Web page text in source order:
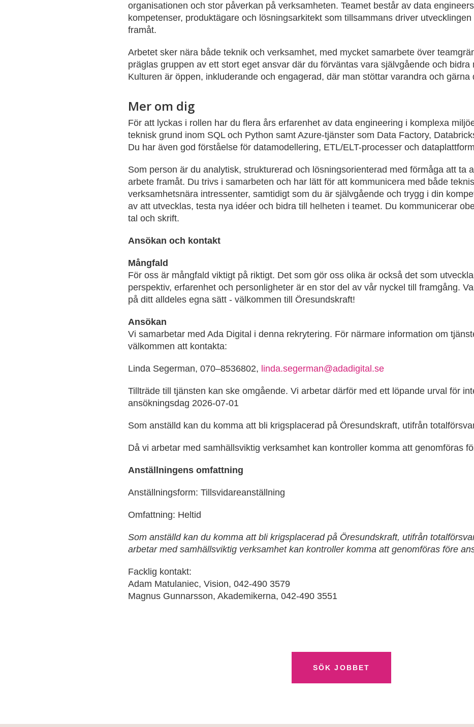
organisationen och stor påverkan på verksamheten. Teamet består av data
kompetenser, produktägare och lösningsarkitekt som tillsammans driver
framåt.
Arbetet sker nära både teknik och verksamhet, med mycket samarbete över
präglas gruppen av ett stort eget ansvar där du förväntas vara självgående och bidra
Kulturen är öppen, inkluderande och engagerad, där man stöttar varandra och gärna
Mer om dig
För att lyckas i rollen har du flera års erfarenhet av data engineering i komplexa
teknisk grund inom SQL och Python samt Azure-tjänster som Data Factory,
Du har även god förståelse för datamodellering, ETL/ELT-processer och
Som person är du analytisk, strukturerad och lösningsorienterad med förmåga att ta
arbete framåt. Du trivs i samarbeten och har lätt för att kommunicera med både
verksamhetsnära intressenter, samtidigt som du är självgående och trygg i din
av att utvecklas, testa nya idéer och bidra till helheten i teamet. Du kommunicerar
tal och skrift.
Ansökan och kontakt
Mångfald
För oss är mångfald viktigt på riktigt. Det som gör oss olika är också det som
perspektiv, erfarenhet och personligheter är en stor del av vår nyckel till framgång.
på ditt alldeles egna sätt - välkommen till Öresundskraft!
Ansökan
Vi samarbetar med Ada Digital i denna rekrytering. För närmare information om
välkommen att kontakta:
Linda Segerman, 070–8536802, linda.segerman@adadigital.se
Tillträde till tjänsten kan ske omgående. Vi arbetar därför med ett löpande urval för
ansökningsdag 2026-07-01
Som anställd kan du komma att bli krigsplacerad på Öresundskraft, utifrån
Då vi arbetar med samhällsviktig verksamhet kan kontroller komma att genomföras
Anställningens omfattning
Anställningsform: Tillsvidareanställning
Omfattning: Heltid
Som anställd kan du komma att bli krigsplacerad på Öresundskraft, utifrån
arbetar med samhällsviktig verksamhet kan kontroller komma att genomföras före
Facklig kontakt:
Adam Matulaniec, Vision, 042-490 3579
Magnus Gunnarsson, Akademikerna, 042-490 3551
SÖK JOBBET